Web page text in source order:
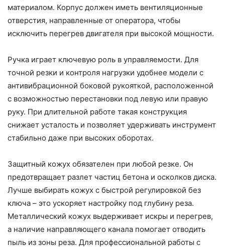
материалом. Корпус должен иметь вентиляционные
отверстия, направленные от оператора, чтобы
исключить перегрев двигателя при высокой мощности.
Ручка играет ключевую роль в управляемости. Для
точной резки и контроля нагрузки удобнее модели с
антивибрационной боковой рукояткой, расположенной
с возможностью перестановки под левую или правую
руку. При длительной работе такая конструкция
снижает усталость и позволяет удерживать инструмент
стабильно даже при высоких оборотах.
Защитный кожух обязателен при любой резке. Он
предотвращает разлет частиц бетона и осколков диска.
Лучше выбирать кожух с быстрой регулировкой без
ключа – это ускоряет настройку под глубину реза.
Металлический кожух выдерживает искры и перегрев,
а наличие направляющего канала помогает отводить
пыль из зоны реза. Для профессиональной работы с